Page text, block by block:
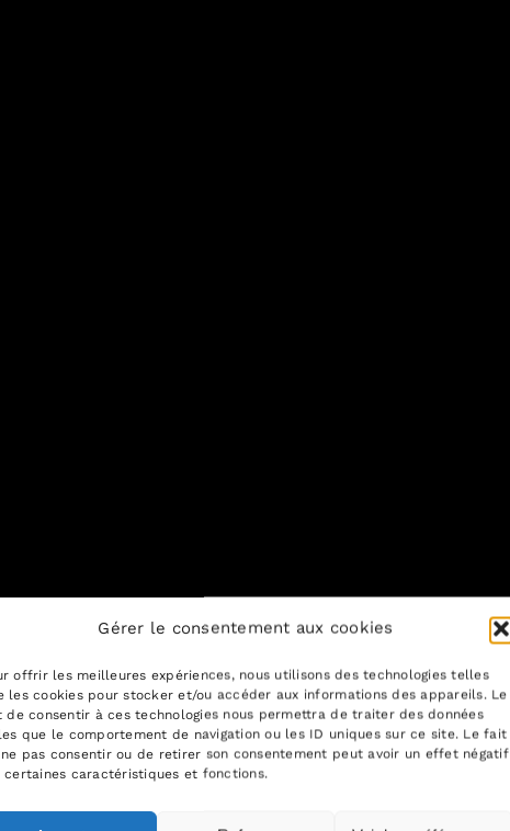
Gérer le consentement aux cookies
offrir les meilleures expériences, nous utilisons des technologies telles
les cookies pour stocker et/ou accéder aux informations des appareils. Le
de consentir à ces technologies nous permettra de traiter des données
que le comportement de navigation ou les ID uniques sur ce site. Le fait
pas consentir ou de retirer son consentement peut avoir un effet négatif
certaines caractéristiques et fonctions.